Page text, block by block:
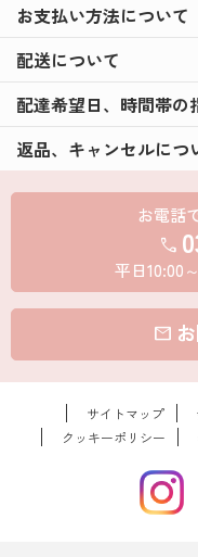
お支払い方法について
配送について
配達希望日、時間帯の
返品、キャンセルにつ
お電話
call
平日10:00
mail
サイトマップ
クッキーポリシー